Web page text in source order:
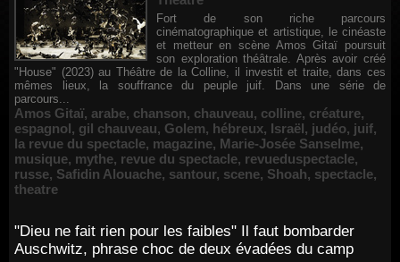
Fort de son riche parcours
cinématographique et artistique, le cinéaste
et metteur en scène Amos Gitaï poursuit
son exploration théâtrale. Après avoir créé
"House" (2023) au Théâtre de la Colline, il investit et traite, dans ces
mêmes lieux, la souffrance du peuple juif. Dans une série de
parcours...
Amos Gitaï, arabe, chanson, chauveau, colline, créature,
espagnol, gil chauveau, Golem, hébreux, Israël, judéo, juif,
la revue du spectacle, magazine, Marie-Josée Sanselme,
musique, mythe, revue du spectacle, revueduspectacle,
russe, Safidin Alouache, santour, scene, Shoah, spectacle,
theatre
"Dieu ne fait rien pour les faibles" Il faut bombarder
Auschwitz, phrase choc de deux évadées du camp